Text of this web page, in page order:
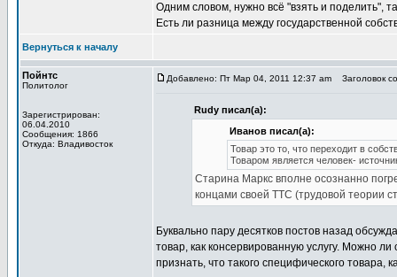
Одним словом, нужно всё "взять и поделить",
Есть ли разница между государственной
Вернуться к началу
Пойнтс
Политолог
Зарегистрирован:
06.04.2010
Сообщения: 1866
Откуда: Владивосток
Добавлено: Пт Мар 04, 2011 12:37 am Заголовок
Rudy писал(а):
Иванов писал(а):
Товар это то, что переходит в
Товаром является человек-
Старина Маркс вполне осознанно
концами своей ТТС (трудовой теории
Буквально пару десятков постов назад
товар, как консервированную услугу. Можно
признать, что такого специфического товара,